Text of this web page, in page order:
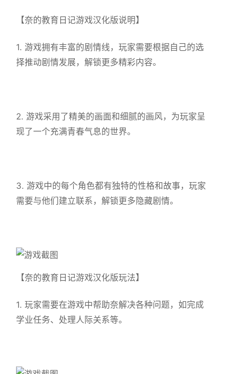
【奈的教育日记游戏汉化版说明】
1. 游戏拥有丰富的剧情线，玩家需要根据自己的选
择推动剧情发展，解锁更多精彩内容。
2. 游戏采用了精美的画面和细腻的画风，为玩家呈
现了一个充满青春气息的世界。
3. 游戏中的每个角色都有独特的性格和故事，玩家
需要与他们建立联系，解锁更多隐藏剧情。
【奈的教育日记游戏汉化版玩法】
1. 玩家需要在游戏中帮助奈解决各种问题，如完成
学业任务、处理人际关系等。